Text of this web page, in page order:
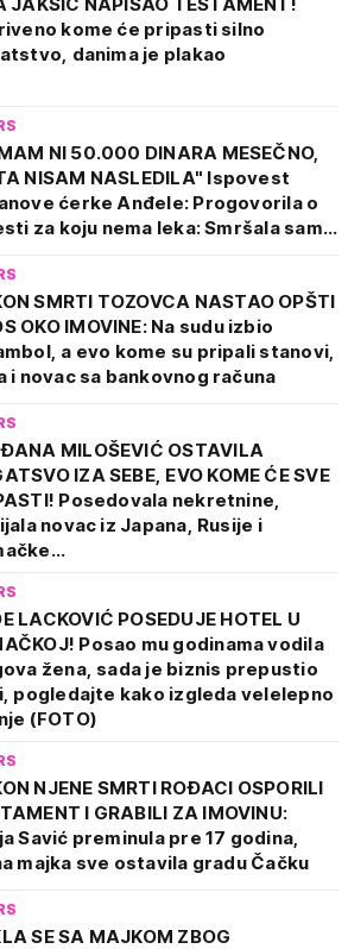
kome će pripasti silno
danima je plakao
NI 50.000 DINARA MESEČNO,
NISAM NASLEDILA" Ispovest
ćerke Anđele: Progovorila o
za koju nema leka: Smršala sam...
SMRTI TOZOVCA NASTAO OPŠTI
OKO IMOVINE: Na sudu izbio
a evo kome su pripali stanovi,
i novac sa bankovnog računa
MILOŠEVIĆ OSTAVILA
IZA SEBE, EVO KOME ĆE SVE
Posedovala nekretnine,
novac iz Japana, Rusije i
LACKOVIĆ POSEDUJE HOTEL U
Posao mu godinama vodila
žena, sada je biznis prepustio
pogledajte kako izgleda velelepno
(FOTO)
NJENE SMRTI ROĐACI OSPORILI
I GRABILI ZA IMOVINU:
Savić preminula pre 17 godina,
majka sve ostavila gradu Čačku
SE SA MAJKOM ZBOG